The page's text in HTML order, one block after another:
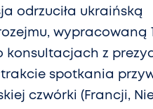
odrzuciła ukraińską
wypracowaną
konsultacjach z
trakcie spotkania
czwórki (Francji,